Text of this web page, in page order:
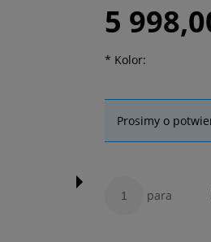
5
* Kolor:
Prosimy o
para